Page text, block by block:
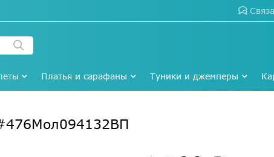
Платья и сарафаны Туники и джемперы